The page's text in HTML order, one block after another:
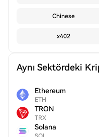
Chinese
x402
Aynı Sektördeki
Ethereum
ETH
TRON
TRX
Solana